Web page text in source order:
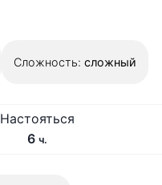
Сложность: сложный
Настояться
6чч.